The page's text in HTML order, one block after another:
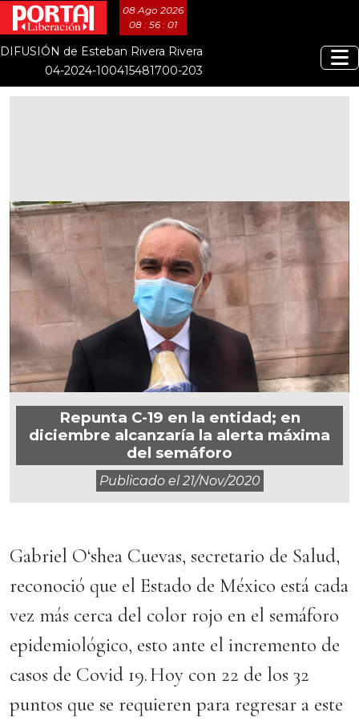
08 Ago 2026
08 : 56 : 02
DIFUSIÓN de Esteban Rivera Rivera
04-2024-100415481700-203
Repunta C-19 en la entidad; en
diciembre alcanzaría la alerta máxima
del semáforo
Publicado el21/nov/2020
Gabriel O‘shea Cuevas, secretario de Salud,
reconoció que el Estado de México está cada
vez más cerca del color rojo en el semáforo
epidemiológico, esto ante el incremento de
casos de Covid 19. Hoy con 22 de los 32
puntos que se requieren para regresar a este